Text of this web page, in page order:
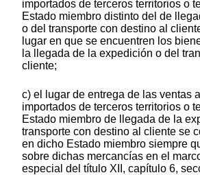
importados de terceros territorios o
Estado miembro distinto del de
o del transporte con destino al
lugar en que se encuentren los
la llegada de la expedición o del
cliente;
c) el lugar de entrega de las ventas
importados de terceros territorios o
Estado miembro de llegada de la
transporte con destino al cliente se
en dicho Estado miembro siempre
sobre dichas mercancías en el
especial del título XII, capítulo 6,